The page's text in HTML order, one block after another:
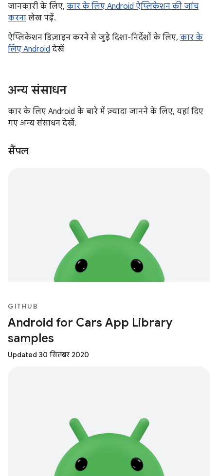
जानकारी के लिए, कार के लिए Android ऐप्लिकेशन की जांच
करना लेख पढ़ें.
ऐप्लिकेशन डिज़ाइन करने से जुड़े दिशा-निर्देशों के लिए, कार के
लिए Android देखें
अन्य संसाधन
कार के लिए Android के बारे में ज़्यादा जानने के लिए, यहां दिए
गए अन्य संसाधन देखें.
सैंपल
GITHUB
Android for Cars App Library
samples
Updated 30 सितंबर 2020